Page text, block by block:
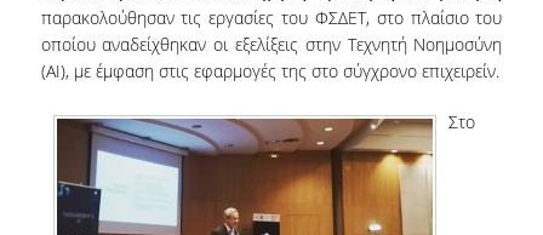
ΒΡΑΒΕΙΑ ΕΞΑΙΡΕΤΙΚΗΣ ΕΠΙΔΟΣΗΣ ΣΤΗ
ΔΙΔΑΣΚΑΛΙΑ
ΑΝΘΡΩΠΙΝΟ ΔΥΝΑΜΙΚΟ
ΠΡΟΣΩΠΙΚΟ ΤΟΥ ΤΜΗΜΑΤΟΣ
ΜΕΛΗ ΔΕΠ
παρακολούθησαν τις εργασίες του ΦΣΔΕΤ, στο πλαίσιο του
οποίου αναδείχθηκαν οι εξελίξεις στην Τεχνητή Νοημοσύνη
(AI), με έμφαση στις εφαρμογές της στο σύγχρονο επιχειρείν.
Στο